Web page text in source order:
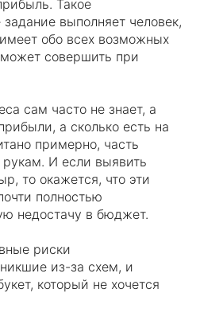
Такое
выполняет человек,
обо всех возможных
совершить при
сам часто не знает, а
а сколько есть на
примерно, часть
И если выявить
то окажется, что эти
полностью
недостачу в бюджет.
риски
из-за схем, и
который не хочется